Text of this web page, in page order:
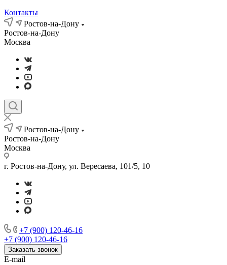
Контакты
Ростов-на-Дону
Ростов-на-Дону
Москва
Ростов-на-Дону
Ростов-на-Дону
Москва
г. Ростов-на-Дону, ул. Вересаева, 101/5, 10
+7 (900) 120-46-16
+7 (900) 120-46-16
Заказать звонок
E-mail